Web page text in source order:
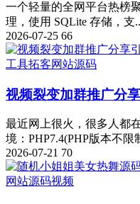
一个轻量的全网平台热榜
理，使用 SQLite 存储，支
2026-07-25 66
工具拓客网站源码
视频裂变加群推广分
最近网上很火，很多人都
境：PHP7.4(PHP版本不限
2026-07-21 70
网站源码视频